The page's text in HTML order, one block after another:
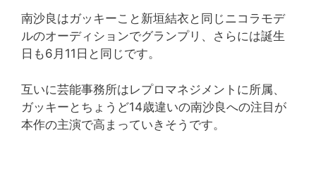
南沙良はガッキーこと新垣結衣と同じニコラモデ
ルのオーディションでグランプリ、さらには誕生
日も6月11日と同じです。
互いに芸能事務所はレプロマネジメントに所属、
ガッキーとちょうど14歳違いの南沙良への注目が
本作の主演で高まっていきそうです。